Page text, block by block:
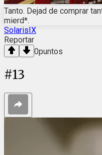
Tanto. Dejad de comprar
mierd*.
SolarisIX
Reportar
0puntos
#13